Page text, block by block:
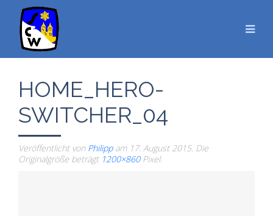
HOME_HERO-
SWITCHER_04
Veröffentlicht von Philippam 17. August 2015. Die
Originalgröße beträgt 1200×860Pixel.